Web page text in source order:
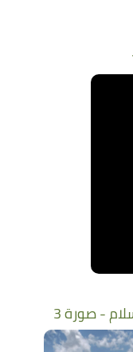
- صورة 3